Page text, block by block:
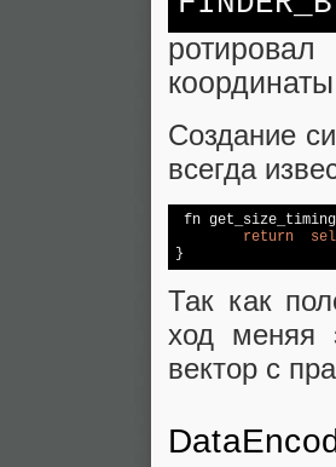
Создание
всегда
fn
return
}
Так как
ход меняя
вектор с